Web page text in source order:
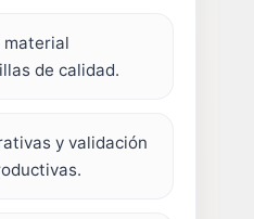
material
de calidad.
y validación